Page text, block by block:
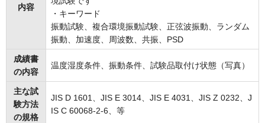
内容
・キーワード
振動試験、複合環境振動試験、正弦波振動、ランダム
振動、加速度、周波数、共振、PSD
成績書
の内容
温度湿度条件、振動条件、試験品取付け状態（写真）
主な試
験方法
の規格
JIS D 1601、JIS E 3014、JIS E 4031、JIS Z 0232、J
IS C 60068-2-6、等